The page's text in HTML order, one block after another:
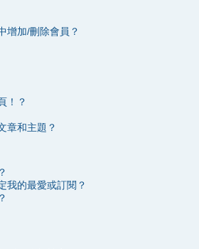
增加/刪除會員？
！？
章和主題？
我的最愛或訂閱？